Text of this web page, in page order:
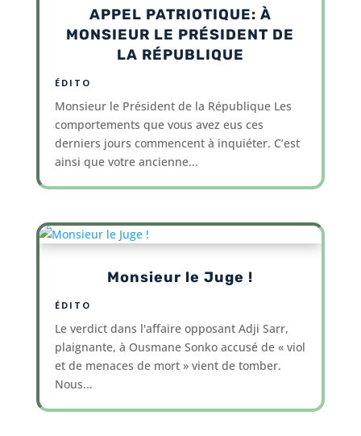
APPEL PATRIOTIQUE: À
MONSIEUR LE PRÉSIDENT DE
LA RÉPUBLIQUE
ÉDITO
Monsieur le Président de la République Les
comportements que vous avez eus ces
derniers jours commencent à inquiéter. C’est
ainsi que votre ancienne...
Monsieur le Juge !
ÉDITO
Le verdict dans l'affaire opposant Adji Sarr,
plaignante, à Ousmane Sonko accusé de « viol
et de menaces de mort » vient de tomber.
Nous...